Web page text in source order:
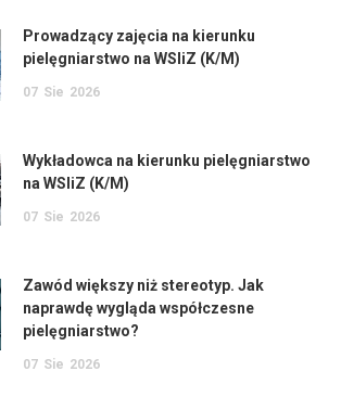
Prowadzący zajęcia na kierunku
pielęgniarstwo na WSIiZ (K/M)
07 Sie 2026
Wykładowca na kierunku pielęgniarstwo
na WSIiZ (K/M)
07 Sie 2026
Zawód większy niż stereotyp. Jak
naprawdę wygląda współczesne
pielęgniarstwo?
07 Sie 2026